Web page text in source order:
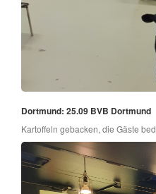
Dortmund: 25.09 BVB Dortmund
Kartoffeln gebacken, die Gäste